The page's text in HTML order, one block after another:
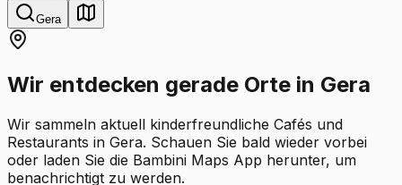
Gera
Wir entdecken gerade Orte in Gera
Wir sammeln aktuell kinderfreundliche Cafés und
Restaurants in Gera. Schauen Sie bald wieder vorbei
oder laden Sie die Bambini Maps App herunter, um
benachrichtigt zu werden.